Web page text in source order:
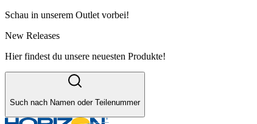
Schau in unserem Outlet vorbei!
New Releases
Hier findest du unsere neuesten Produkte!
Such nach Namen oder Teilenummer